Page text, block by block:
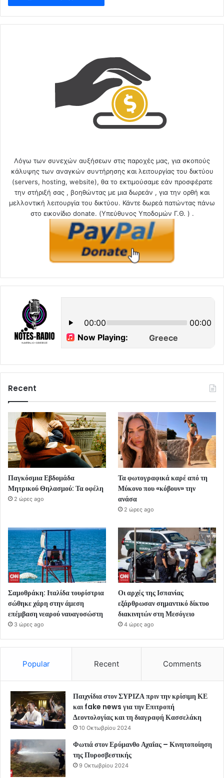
Λόγω των συνεχών αυξήσεων στις παροχές μας, για σκοπούς
κάλυψης των αναγκών συντήρησης και λειτουργίας του δικτύου
(servers, hosting, website), θα το εκτιμούσαμε εάν προσφέρατε
την στήριξή σας , βοηθώντας με μια δωρεάν , για την ορθή και
μελλοντική λειτουργία του δικτύου. Κάντε δωρεά πατώντας πάνω
στο εικονίδιο donate. (Υπεύθυνος Υποδομών Γ.Θ. ) .
Recent
Παγκόσμια Εβδομάδα
Μητρικού Θηλασμού: Τα οφέλη
2 ώρες ago
Τα φωτογραφικά καρέ από τη
Μύκονο που «κόβουν» την
ανάσα
2 ώρες ago
Σαμοθράκη: Ιταλίδα τουρίστρια
σώθηκε χάρη στην άμεση
επέμβαση νεαρού ναυαγοσώστη
3 ώρες ago
Οι αρχές της Ισπανίας
εξάρθρωσαν σημαντικό δίκτυο
διακινητών στη Μεσόγειο
4 ώρες ago
Popular Recent Comments
Παιχνίδια στον ΣΥΡΙΖΑ πριν την κρίσιμη ΚΕ
και fake news για την Επιτροπή
Δεοντολογίας και τη διαγραφή Κασσελάκη
10 Οκτωβρίου 2024
Φωτιά στον Ερύμανθο Αχαΐας – Κινητοποίηση
της Πυροσβεστικής
9 Οκτωβρίου 2024